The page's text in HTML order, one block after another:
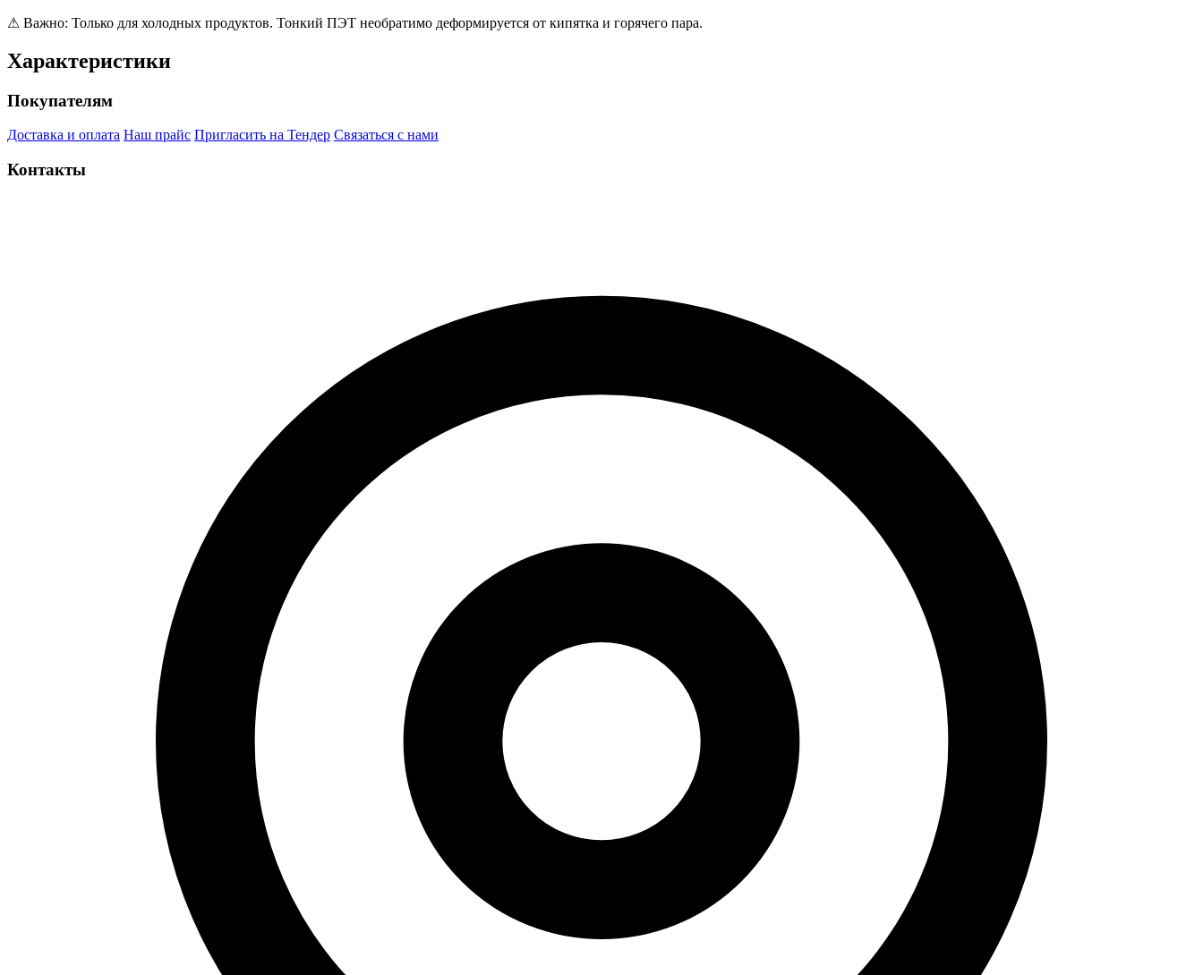
⚠ Важно: Только для холодных продуктов. Тонкий ПЭТ необратимо деформируется от кипятка и горячего пара.
Характеристики
Покупателям
Доставка и оплата Наш прайс Пригласить на Тендер Связаться с нами
Контакты